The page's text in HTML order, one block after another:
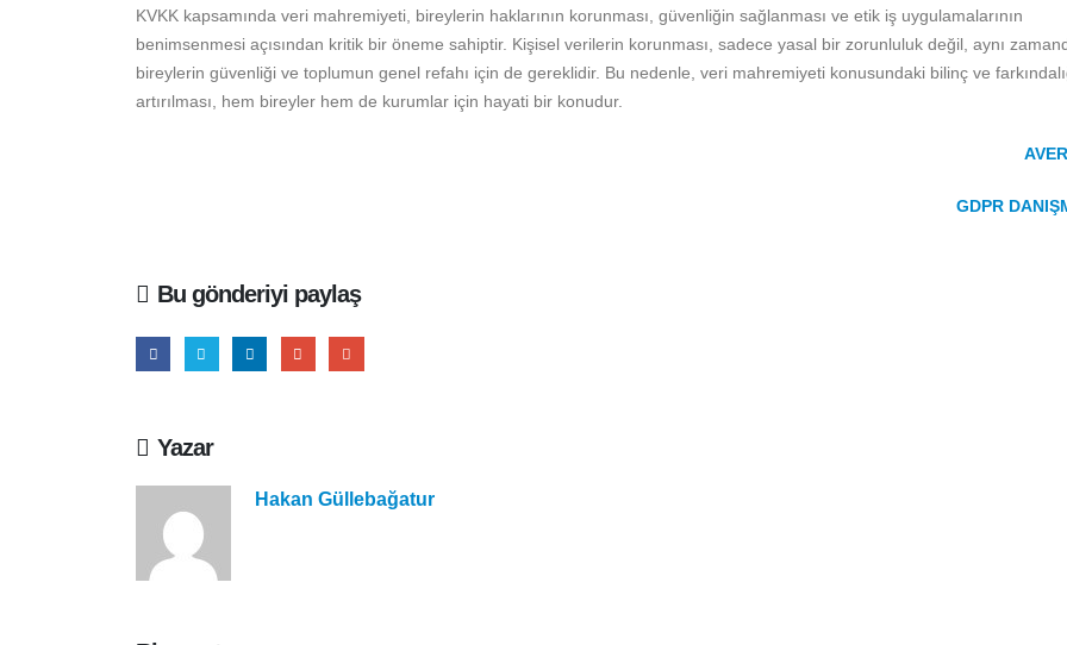
KVKK kapsamında veri mahremiyeti, bireylerin haklarının korunması, güvenliğin sağlanması ve etik iş uygulamalarının
benimsenmesi açısından kritik bir öneme sahiptir. Kişisel verilerin korunması, sadece yasal bir zorunluluk değil, aynı
bireylerin güvenliği ve toplumun genel refahı için de gereklidir. Bu nedenle, veri mahremiyeti konusundaki bilinç ve
artırılması, hem bireyler hem de kurumlar için hayati bir konudur.
GDPR
Bu gönderiyi paylaş
Yazar
Hakan Güllebağatur